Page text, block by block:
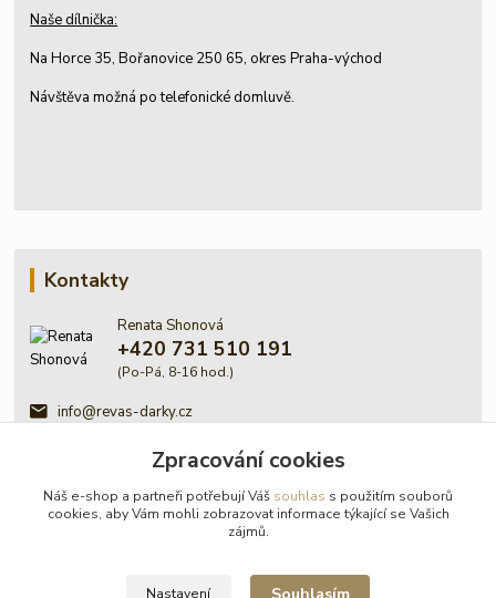
Naše dílnička:
Na Horce 35, Bořanovice 250 65, okres Praha-východ
Návštěva možná po telefonické domluvě.
Kontakty
Renata Shonová
+420 731 510 191
(Po-Pá, 8-16 hod.)
info@revas-darky.cz
Zpracování cookies
Náš e-shop a partneři potřebují Váš souhlas s použitím souborů
cookies, aby Vám mohli zobrazovat informace týkající se Vašich
zájmů.
Nastavení